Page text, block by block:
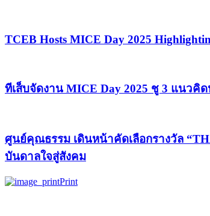
TCEB Hosts MICE Day 2025
ทีเส็บจัดงาน MICE Day 2025 ชู 3 แนวคิ
ศูนย์คุณธรรม เดินหน้าคัดเลือกรางวัล
บันดาลใจสู่สังคม
Print